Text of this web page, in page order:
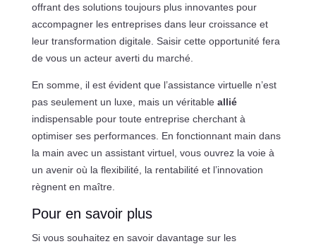
offrant des solutions toujours plus innovantes pour
accompagner les entreprises dans leur croissance et
leur transformation digitale. Saisir cette opportunité fera
de vous un acteur averti du marché.
En somme, il est évident que l’assistance virtuelle n’est
pas seulement un luxe, mais un véritable allié
indispensable pour toute entreprise cherchant à
optimiser ses performances. En fonctionnant main dans
la main avec un assistant virtuel, vous ouvrez la voie à
un avenir où la flexibilité, la rentabilité et l’innovation
règnent en maître.
Pour en savoir plus
Si vous souhaitez en savoir davantage sur les